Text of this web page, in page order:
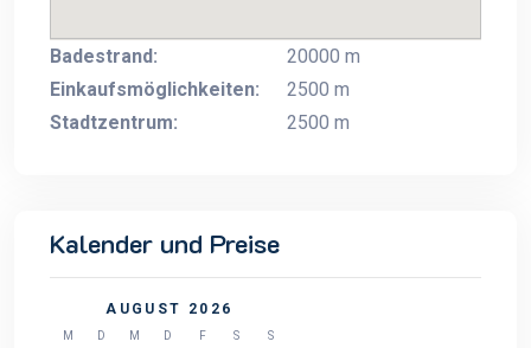
Badestrand:
20000 m
Einkaufsmöglichkeiten:
2500 m
Stadtzentrum:
2500 m
Kalender und Preise
AUGUST 2026
M D M D F S
S